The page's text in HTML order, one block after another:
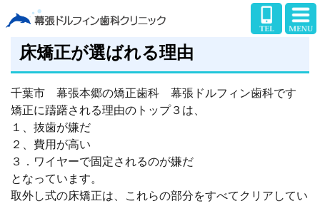
床矯正が選ばれる理由
千葉市 幕張本郷の矯正歯科 幕張ドルフィン歯科です
矯正に躊躇される理由のトップ３は、
１、抜歯が嫌だ
２、費用が高い
３．ワイヤーで固定されるのが嫌だ
となっています。
取外し式の床矯正は、これらの部分をすべてクリアしてい